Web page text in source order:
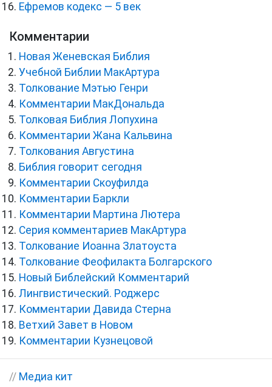
Ефремов кодекс — 5 век
Комментарии
Новая Женевская Библия
Учебной Библии МакАртура
Толкование Мэтью Генри
Комментарии МакДональда
Толковая Библия Лопухина
Комментарии Жана Кальвина
Толкования Августина
Библия говорит сегодня
Комментарии Скоуфилда
Комментарии Баркли
Комментарии Мартина Лютера
Серия комментариев МакАртура
Толкование Иоанна Златоуста
Толкование Феофилакта Болгарского
Новый Библейский Комментарий
Лингвистический. Роджерс
Комментарии Давида Стерна
Ветхий Завет в Новом
Комментарии Кузнецовой
// Медиа кит